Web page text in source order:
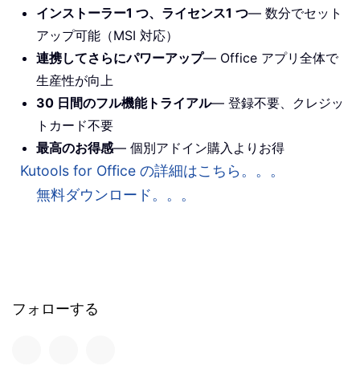
インストーラー1 つ、ライセンス1 つ— 数分でセット
アップ可能（MSI 対応）
連携してさらにパワーアップ— Office アプリ全体で
生産性が向上
30 日間のフル機能トライアル— 登録不要、クレジッ
トカード不要
最高のお得感— 個別アドイン購入よりお得
Kutools for Office の詳細はこちら。。。
無料ダウンロード。。。
フォローする